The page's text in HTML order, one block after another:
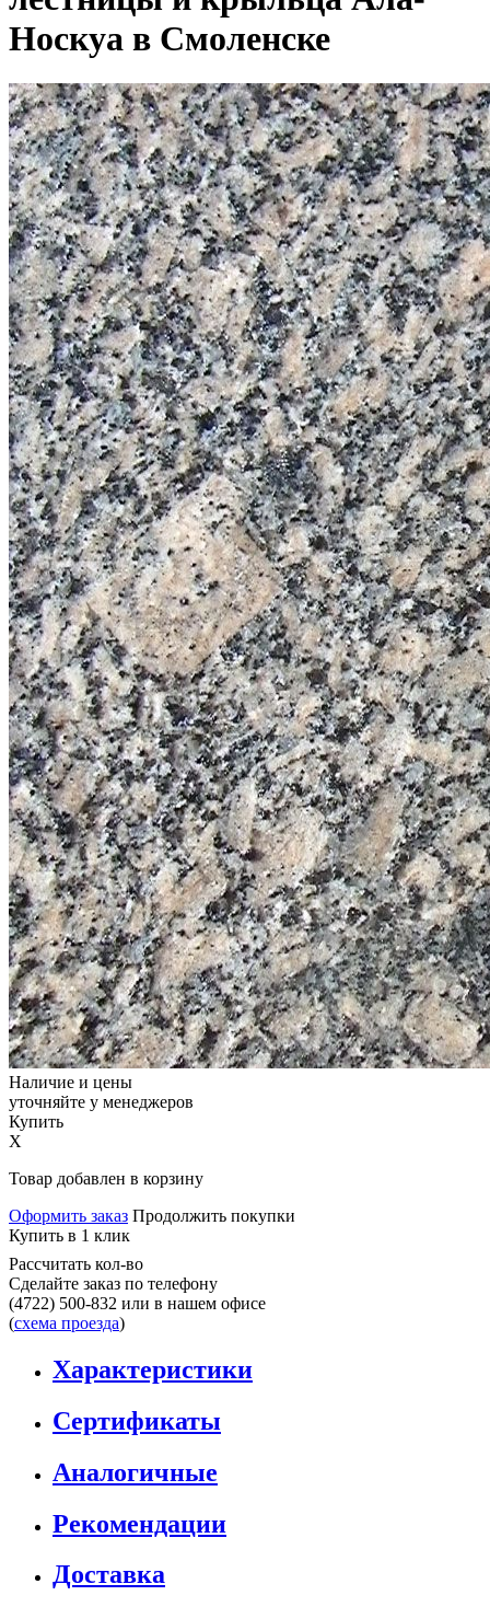
Носкуа в Смоленске
Наличие и цены
уточняйте у менеджеров
Купить
X
Товар добавлен в корзину
Оформить заказ Продолжить покупки
Купить в 1 клик
Рассчитать кол-во
Сделайте заказ по телефону
(4722) 500-832 или в нашем офисе
(схема проезда)
Характеристики
Сертификаты
Аналогичные
Рекомендации
Доставка